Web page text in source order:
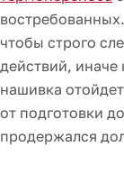
чтобы строго
действий, иначе
нашивка
от подготовки
продержался